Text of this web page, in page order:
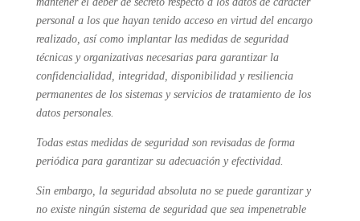
personal a los que hayan tenido acceso en virtud del encargo
realizado, así como implantar las medidas de seguridad
técnicas y organizativas necesarias para garantizar la
confidencialidad, integridad, disponibilidad y resiliencia
permanentes de los sistemas y servicios de tratamiento de los
datos personales.
Todas estas medidas de seguridad son revisadas de forma
periódica para garantizar su adecuación y efectividad.
Sin embargo, la seguridad absoluta no se puede garantizar y
no existe ningún sistema de seguridad que sea impenetrable